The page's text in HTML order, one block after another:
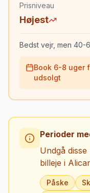
Prisniveau
Højest
Bedst vejr, men 40-
Book 6-8 uger
udsolgt
Perioder
Undgå
billeje i
Påske